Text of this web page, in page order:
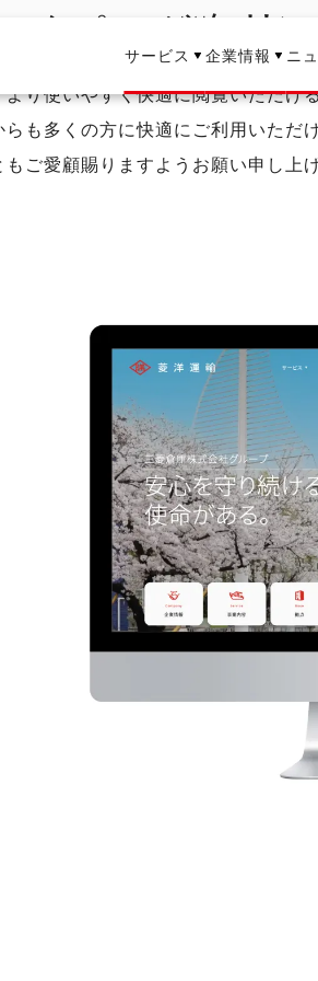
サービス 企業情報 ニ
ムページをリ
図り、リクルートページを新設して
より使いやすく快適に閲覧いただけ
らも多くの方に快適にご利用いただ
もご愛顧賜りますようお願い申し上